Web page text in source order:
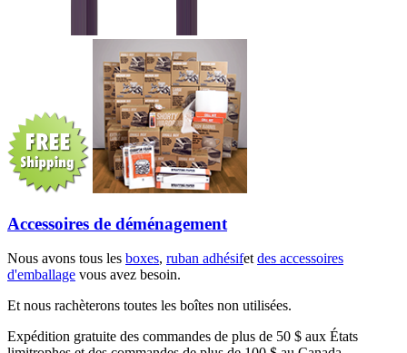
Accessoires de déménagement
Nous avons tous les boxes, ruban adhésifetdes accessoires
d'emballage vous avez besoin.
Et nous rachèterons toutes les boîtes non utilisées.
Expédition gratuite des commandes de plus de 50 $ aux États